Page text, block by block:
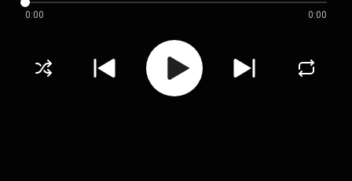
0:00 0:00